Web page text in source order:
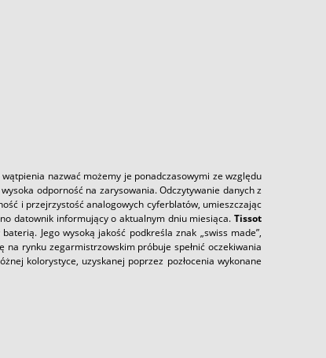
nazwać możemy je ponadczasowymi ze względu
odporność na zarysowania. Odczytywanie danych z
i przejrzystość analogowych cyferblatów, umieszczając
datownik informujący o aktualnym dniu miesiąca. Tissot
Jego wysoką jakość podkreśla znak „swiss made”,
rynku zegarmistrzowskim próbuje spełnić oczekiwania
kolorystyce, uzyskanej poprzez pozłocenia wykonane